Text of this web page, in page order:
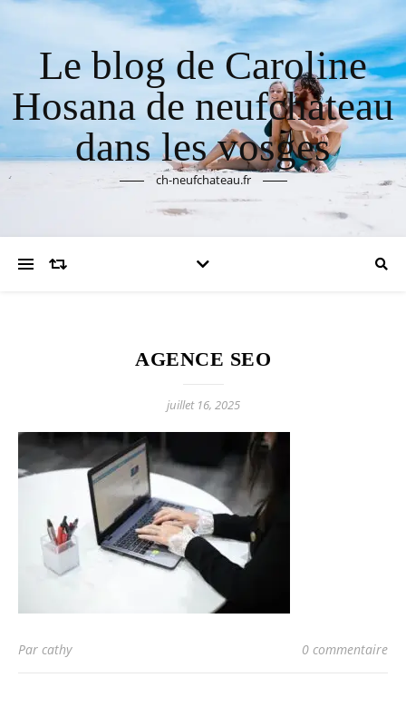
Le blog de Caroline
Hosana de neufchateau
dans les vosges
ch-neufchateau.fr
AGENCE SEO
juillet 16, 2025
Par cathy 0 commentaire